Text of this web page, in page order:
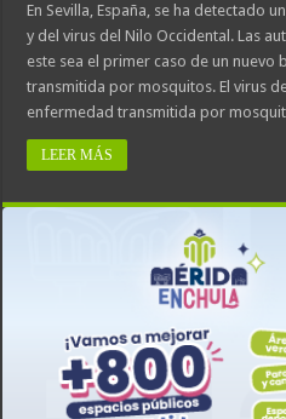
En Sevilla, España, se ha detectado
y del virus del Nilo Occidental. Las
este sea el primer caso de un nuevo
transmitida por mosquitos. El virus
enfermedad transmitida por
LEER MÁS